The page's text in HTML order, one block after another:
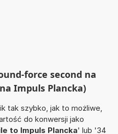
force second na
Impuls Plancka)
tak szybko, jak to możliwe,
do konwersji jako
to Impuls Plancka' lub '34